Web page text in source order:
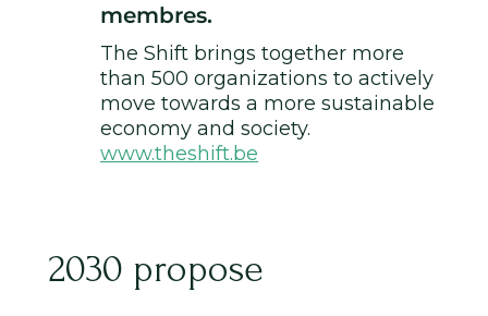
membres.
The Shift brings together more
than 500 organizations to actively
move towards a more sustainable
economy and society.
www.theshift.be
2030 propose